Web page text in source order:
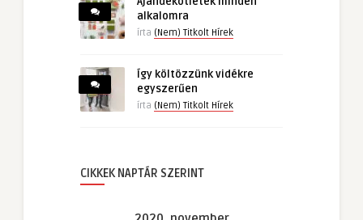
alkalomra
írta (Nem) Titkolt Hírek
Így költözzünk vidékre
egyszerűen
írta (Nem) Titkolt Hírek
CIKKEK NAPTÁR SZERINT